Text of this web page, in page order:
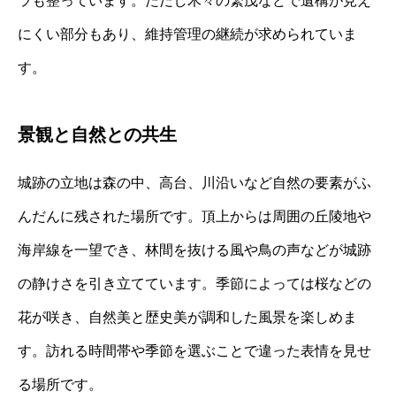
にくい部分もあり、維持管理の継続が求められていま
す。
景観と自然との共生
城跡の立地は森の中、高台、川沿いなど自然の要素がふ
んだんに残された場所です。頂上からは周囲の丘陵地や
海岸線を一望でき、林間を抜ける風や鳥の声などが城跡
の静けさを引き立てています。季節によっては桜などの
花が咲き、自然美と歴史美が調和した風景を楽しめま
す。訪れる時間帯や季節を選ぶことで違った表情を見せ
る場所です。